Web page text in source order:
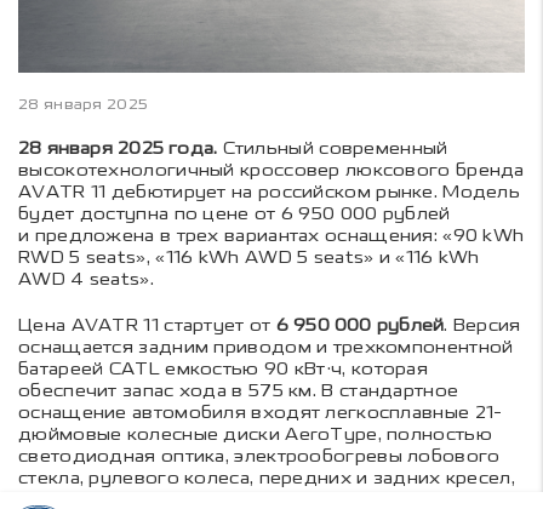
28 января 2025
28 января 2025 года. Стильный современный
высокотехнологичный кроссовер люксового бренда
AVATR 11 дебютирует на российском рынке. Модель
будет доступна по цене от 6 950 000 рублей
и предложена в трех вариантах оснащения: «90 kWh
RWD 5 seats», «116 kWh AWD 5 seats» и «116 kWh
AWD 4 seats».
Цена AVATR 11 стартует от 6 950 000 рублей. Версия
оснащается задним приводом и трехкомпонентной
батареей CATL емкостью 90 кВт·ч, которая
обеспечит запас хода в 575 км. В стандартное
оснащение автомобиля входят легкосплавные 21-
дюймовые колесные диски AeroType, полностью
светодиодная оптика, электрообогревы лобового
стекла, рулевого колеса, передних и задних кресел,